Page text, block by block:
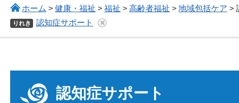
ホーム > 健康・福祉 > 福祉 > 高齢者福祉 > 地域包括ケア >
りれき 認知症サポート
認知症サポート